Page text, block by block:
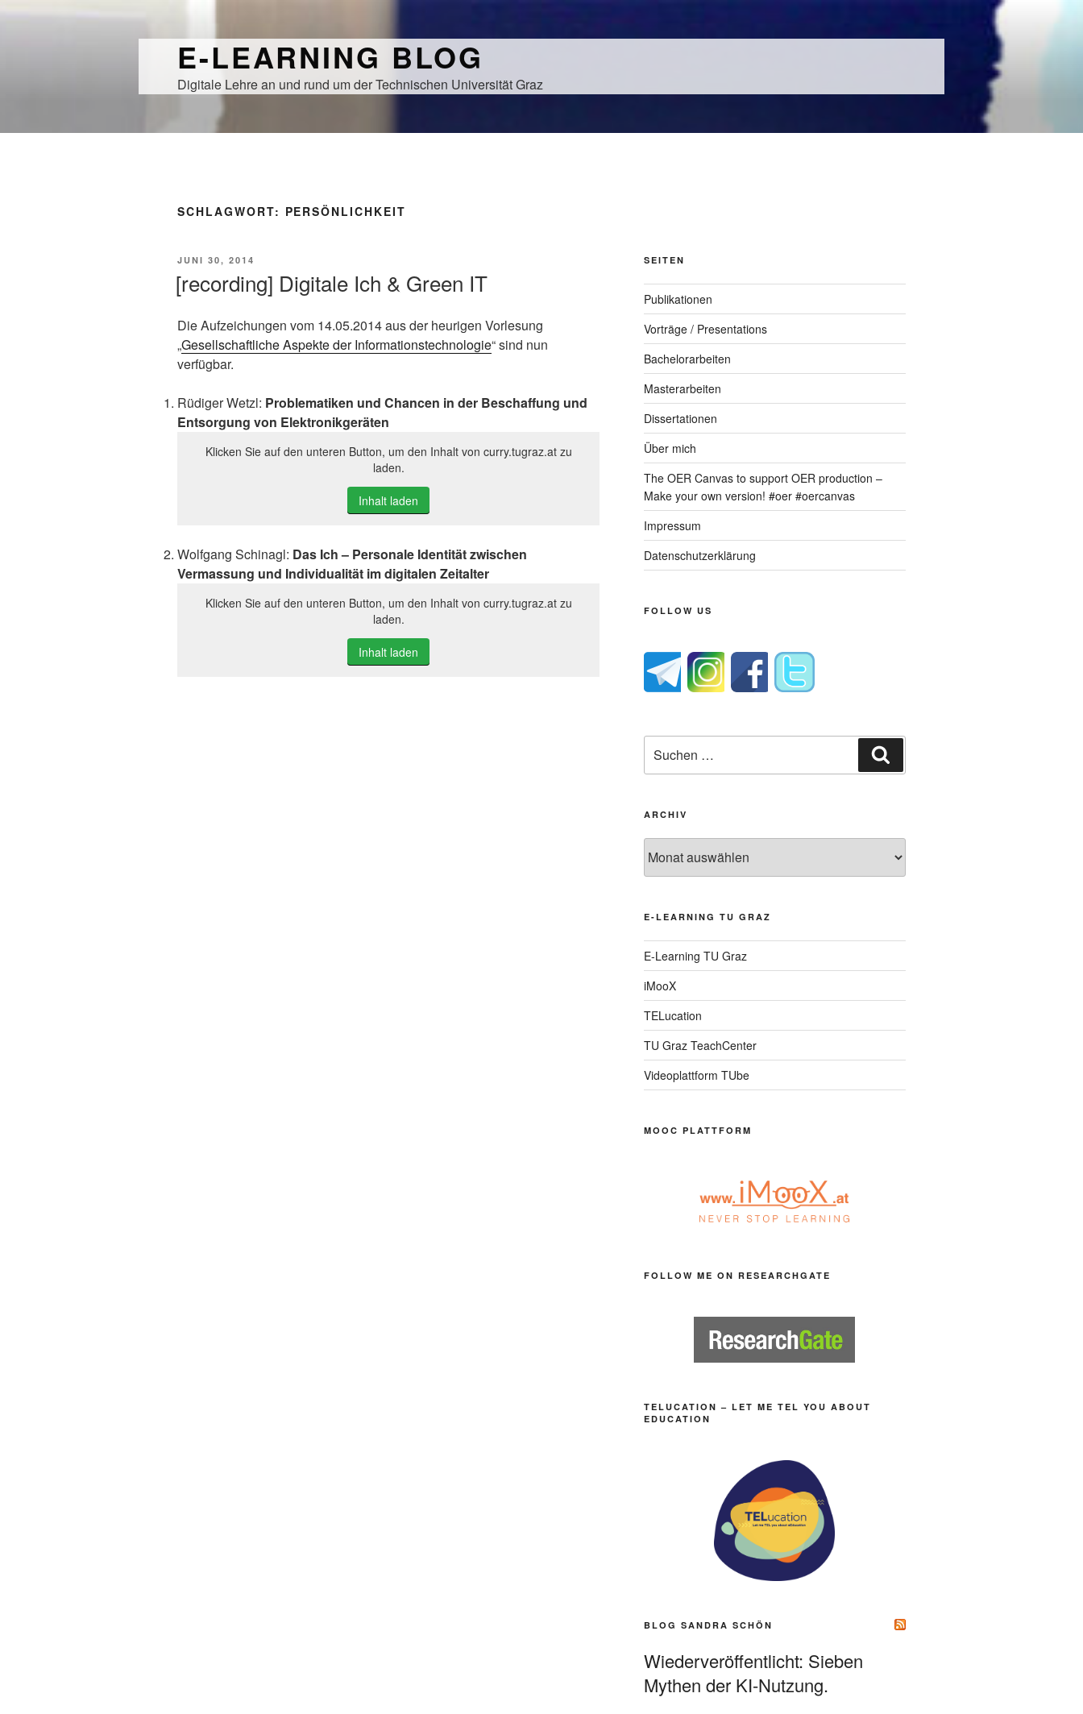
E-LEARNING BLOG
Digitale Lehre an und rund um der Technischen Universität Graz
SCHLAGWORT: PERSÖNLICHKEIT
VERÖFFENTLICHT
JUNI 30, 2014
[recording] Digitale Ich & Green IT
Die Aufzeichungen vom 14.05.2014 aus der heurigen Vorlesung
„Gesellschaftliche Aspekte der Informationstechnologie“ sind nun
verfügbar.
Rüdiger Wetzl: Problematiken und Chancen in der Beschaffung und
Entsorgung von Elektronikgeräten
Klicken Sie auf den unteren Button, um den Inhalt von curry.tugraz.at zu
laden.
Inhalt laden
Wolfgang Schinagl: Das Ich – Personale Identität zwischen
Vermassung und Individualität im digitalen Zeitalter
Klicken Sie auf den unteren Button, um den Inhalt von curry.tugraz.at zu
laden.
Inhalt laden
SEITEN
Publikationen
Vorträge / Presentations
Bachelorarbeiten
Masterarbeiten
Dissertationen
Über mich
The OER Canvas to support OER production –
Make your own version! #oer #oercanvas
Impressum
Datenschutzerklärung
FOLLOW US
nach:
ARCHIV
E-LEARNING TU GRAZ
E-Learning TU Graz
iMooX
TELucation
TU Graz TeachCenter
Videoplattform TUbe
MOOC PLATTFORM
FOLLOW ME ON RESEARCHGATE
TELUCATION – LET ME TEL YOU ABOUT
EDUCATION
BLOG SANDRA SCHÖN
Wiederveröffentlicht: Sieben
Mythen der KI-Nutzung.